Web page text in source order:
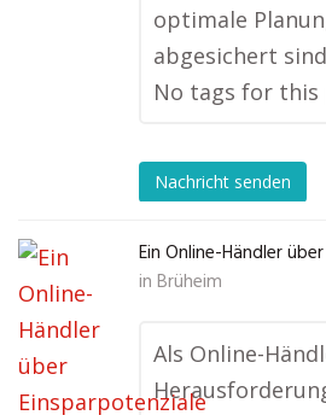
optimale
abgesichert
No tags for this
Nachricht senden
Ein Online-Händler
in Brüheim
Als Online-